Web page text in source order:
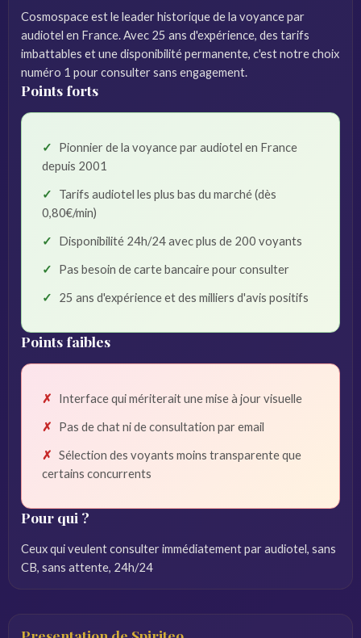
Cosmospace est le leader historique de la voyance par
audiotel en France. Avec 25 ans d'expérience, des tarifs
imbattables et une disponibilité permanente, c'est notre choix
numéro 1 pour consulter sans engagement.
Points forts
Pionnier de la voyance par audiotel en France
depuis 2001
Tarifs audiotel les plus bas du marché (dès
0,80€/min)
Disponibilité 24h/24 avec plus de 200 voyants
Pas besoin de carte bancaire pour consulter
25 ans d'expérience et des milliers d'avis positifs
Points faibles
Interface qui mériterait une mise à jour visuelle
Pas de chat ni de consultation par email
Sélection des voyants moins transparente que
certains concurrents
Pour qui ?
Ceux qui veulent consulter immédiatement par audiotel, sans
CB, sans attente, 24h/24